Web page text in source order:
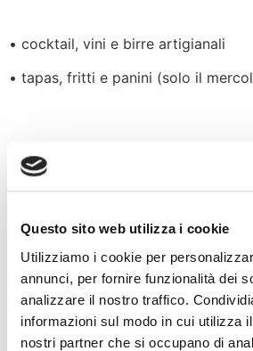
Questo sito web utilizza i cookie
Utilizziamo i cookie per
annunci, per fornire funzionalità dei
analizzare il nostro traffico.
informazioni sul modo in cui utilizza
nostri partner che si occupano di
• cocktail, vini e birre artigianali
• tapas, fritti e panini (solo il
Spazio giochi sempre
e menù dedicato.